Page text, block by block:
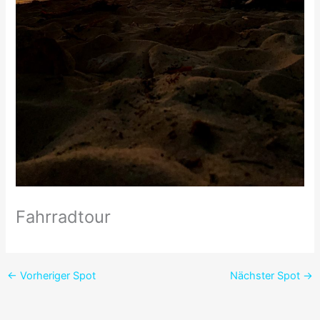
Fahrradtour
← Vorheriger Spot Nächster Spot →